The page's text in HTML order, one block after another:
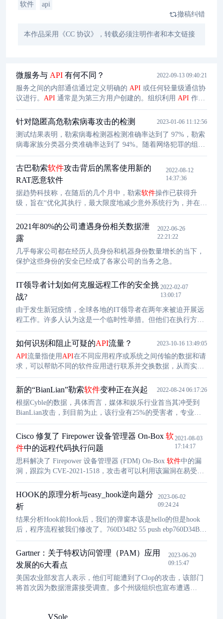
软件
api
撤稿纠错
本作品采用《CC 协议》，转载必须注明作者和本文链接
微服务与 API 有何不同？ 2022-09-13 09:40:21
服务之间的内部通信通过定义明确的 API 或任何轻量级通信协
议进行。 API 通常是为第三方用户创建的。组织利用 API 作为
单个微服务相互通信的轻量级解决方案。对此，API以 JSON
的形式返回文本响应，开发人员可以根据他们的可行性使用这
些响应。微服务和
API
经常耦合在一起，尽管它们是两个不同
的实体。这种思想类似于使用公共API来连接应用程序。有些
人会将许多API分配给单个服务，而另一些人会使用单个API
来访问多个服务。
针对隐匿高危勒索病毒攻击的检测 2023-01-06 11:12:56
测试结果表明，勒索病毒检测器检测准确率达到了 97%，勒索
病毒家族分类器分类准确率达到了 94%。随着网络犯罪的组织
化、规模化，隐匿行为攻击的复杂化和商业化，目前，隐匿高
危勒索病毒呈蔓延之势。为了保证计算机网络和计算机应用系
统的正常运行，电力企业需要对隐匿高危勒索病毒的攻击作出
应对。对抗隐匿高危勒索病毒攻击，保护用户数据的关键措施
在于预防，即在勒索软件攻入受害者主机但尚未造成实质性破
坏前及时检测并拦截攻击。
古巴勒索软件攻击背后的黑客使用新的
RAT恶意软件
2022-08-12
14:37:36
据趋势科技称，在随后的几个月中，勒索软件操作已获得升
级，旨在“优化其执行，最大限度地减少意外系统行为，并在勒
索软件受害者选择谈判时为他们提供技术支持”。内核驱动程序
的主要任务是终止与安全产品相关的进程以绕过检测。“热带天
蝎座仍然是一个活跃的威胁，”研究人员说。
2021年80%的公司遭遇身份相关数据泄
露
2022-06-26
22:21:22
几乎每家公司都在经历人员身份和机器身份数量增长的当下，
保护这些身份的安全已经成了各家公司的当务之急。
IT领导者计划如何克服远程工作的安全挑
战?
2022-02-07
13:00:17
由于发生新冠疫情，全球各地的IT领导者在两年来被迫开展远
程工作。许多人认为这是一个临时性举措。但他们在执行方面
将面临一些挑战。当被要求确定推动数字化转型的最大障碍
时，Citrix公司的调查参与者指出一些企业：?
如何识别和阻止可疑的API流量？ 2023-10-16 13:49:05
API流量指使用API在不同应用程序或系统之间传输的数据和请
求，可以帮助不同的软件应用进行联系并交换数据，从而实现
应用系统之间的有效集成和交互。相比传统的Web应用程序，
API会产生更多的数据流量和调用需求，而其中也难免会出现
一些恶意或错误的请求，由于这些请求往往与海量的合规请求
掺杂在一起，因此难以被使用静态安全规则的传统安全方案所
检测。
新的“BianLian”勒索软件变种正在兴起 2022-08-24 06:17:26
根据Cyble的数据，具体而言，媒体和娱乐行业首当其冲受到
BianLian攻击，到目前为止，该行业有25%的受害者，专业服
务、制造、医疗保健、能源和公用事业以及教育行业各有
12.5%的受害者。研究人员表示，使用BianLian的攻击者通常会
要求异常高昂的赎金，他们利用独特的加密方式将文件内容分
成10个字节的块，以逃避防病毒产品的检测。
Cisco 修复了 Firepower 设备管理器 On-Box 软
件中的远程代码执行问题
2021-08-03
17:14:17
思科解决了 Firepower 设备管理器 (FDM) On-Box 软件中的漏
洞，跟踪为 CVE-2021-1518，攻击者可以利用该漏洞在易受攻
击的设备上执行任意代码。
HOOK的原理分析与easy_hook逆向题分
析
2023-06-02
09:24:24
结果分析Hook前Hook后，我们的弹窗本该是hello的但是hook
后，程序流程被我们修改了。760D34B2 55 push ebp760D34B3
8BEC mov ebp,esp通过这两条指令，函数就可以在堆栈中为局
部变量分配存储空间，并在函数执行过程中保存和恢复现场。
这样做的好处是可以避免局部变量和其他函数之间的冲突，同
时也可以提高函数的可读性和可维护性。
Gartner：关于特权访问管理（PAM）应用
发展的6大看点
2023-06-20
09:15:47
美国农业部发言人表示，他们可能遭到了Clop的攻击，该部门
将首次因为数据泄露接受调查。多个州级组织也宣布遭遇
VSole